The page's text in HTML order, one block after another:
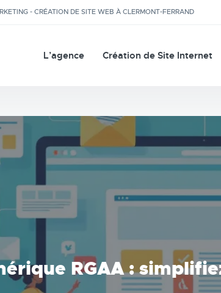
- CRÉATION DE SITE WEB À CLERMONT-FERRAND
L’agence Création de Site Internet
RGAA :